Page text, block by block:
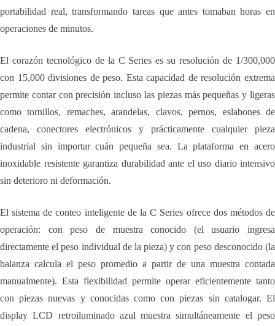
portabilidad real, transformando tareas que antes tomaban horas en
operaciones de minutos.
El corazón tecnológico de la C Series es su resolución de 1/300,000
con 15,000 divisiones de peso. Esta capacidad de resolución extrema
permite contar con precisión incluso las piezas más pequeñas y ligeras
como tornillos, remaches, arandelas, clavos, pernos, eslabones de
cadena, conectores electrónicos y prácticamente cualquier pieza
industrial sin importar cuán pequeña sea. La plataforma en acero
inoxidable resistente garantiza durabilidad ante el uso diario intensivo
sin deterioro ni deformación.
El sistema de conteo inteligente de la C Series ofrece dos métodos de
operación: con peso de muestra conocido (el usuario ingresa
directamente el peso individual de la pieza) y con peso desconocido (la
balanza calcula el peso promedio a partir de una muestra contada
manualmente). Esta flexibilidad permite operar eficientemente tanto
con piezas nuevas y conocidas como con piezas sin catalogar. El
display LCD retroiluminado azul muestra simultáneamente el peso